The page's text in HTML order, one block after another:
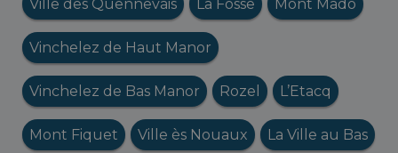
Ville des Quennevais La Fosse Mont Mado
Vinchelez de Haut Manor
Vinchelez de Bas Manor Rozel L’Etacq
Mont Fiquet Ville ès Nouaux La Ville au Bas